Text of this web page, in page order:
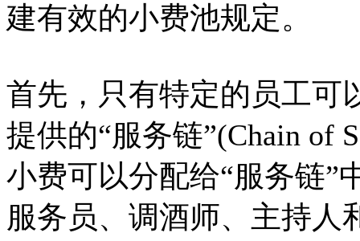
建有效的小费池规定。
首先，只有特定的员工可
提供的“服务链”(Chain of
小费可以分配给“服务链”
服务员、调酒师、主持人